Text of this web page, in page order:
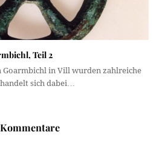
Teil 2
Goarmbichl in Vill wurden zahlreiche
sich dabei…